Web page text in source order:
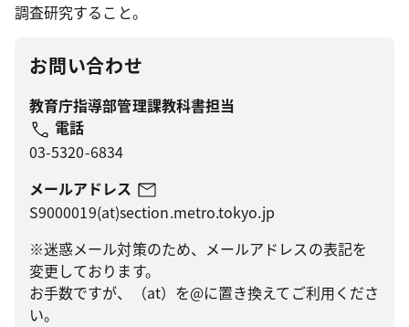
調査研究すること。
お問い合わせ
教育庁指導部管理課教科書担当
電話
03-5320-6834
メールアドレス
S9000019(at)section.metro.tokyo.jp
※迷惑メール対策のため、メールアドレスの表記を
変更しております。
お手数ですが、（at）を@に置き換えてご利用くださ
い。